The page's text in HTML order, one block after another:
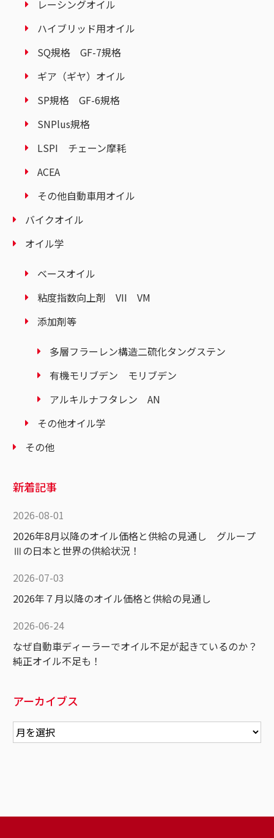
レーシングオイル
ハイブリッド用オイル
SQ規格 GF-7規格
ギア（ギヤ）オイル
SP規格 GF-6規格
SNPlus規格
LSPI チェーン摩耗
ACEA
その他自動車用オイル
バイクオイル
オイル学
ベースオイル
粘度指数向上剤 VII VM
添加剤等
多層フラーレン構造二硫化タングステン
有機モリブデン モリブデン
アルキルナフタレン AN
その他オイル学
その他
新着記事
2026-08-01
2026年8月以降のオイル価格と供給の見通し グループ
Ⅲの日本と世界の供給状況！
2026-07-03
2026年７月以降のオイル価格と供給の見通し
2026-06-24
なぜ自動車ディーラーでオイル不足が起きているのか？
純正オイル不足も！
アーカイブス